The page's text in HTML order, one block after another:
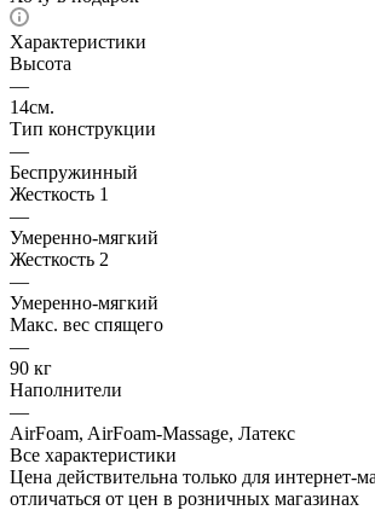
Характеристики
Высота
—
14см.
Тип конструкции
—
Беспружинный
Жесткость 1
—
Умеренно-мягкий
Жесткость 2
—
Умеренно-мягкий
Макс. вес спящего
—
90 кг
Наполнители
—
AirFoam, AirFoam-Massage, Латекс
Все характеристики
Цена действительна только для интернет-
отличаться от цен в розничных магазинах